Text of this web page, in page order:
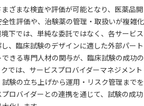
ざまな検査や評価が可能となり、医薬品開
性評価や、治験薬の管理・取扱いが複雑化
下では、単純な委託ではなく、各サービス
、臨床試験のデザインに適した外部パート
きる専門人材の関与が、臨床試験の成功の
では、サービスプロバイダーマネジメント
験の立ち上げから運用・リスク管理までを
ロバイダーとの連携を通じて、試験の成功